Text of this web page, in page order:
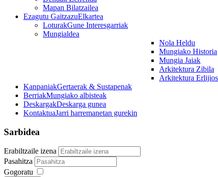
Mapan Bilatzailea
Ezagutu GaitzazuElkartea
LoturakGune Interesgarriak
Mungialdea
Nola Heldu
Mungiako Historia
Mungia Jaiak
Arkitektura Zibila
Arkitektura
KanpaniakGertaerak & Sustapenak
BerriakMungiako albisteak
DeskargakDeskarga gunea
KontaktuaJarri harremanetan gurekin
Sarbidea
Erabiltzaile izena
Pasahitza
Gogoratu